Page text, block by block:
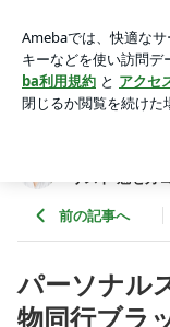
タイリングスペシャ
アプリをダウンロー
ょう。
リスト 魅
前の記事へ
パーソナル
物同行ブラ